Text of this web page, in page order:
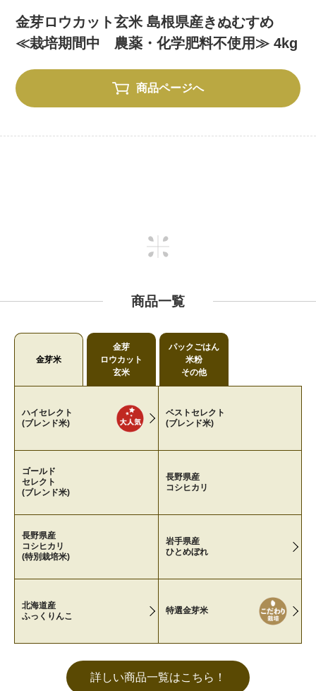
金芽ロウカット玄米 島根県産きぬむすめ
≪栽培期間中 農薬・化学肥料不使用≫ 4kg
商品ページへ
商品一覧
金芽米
ハイセレクト
(ブレンド米)
ベストセレクト
(ブレンド米)
ゴールド
セレクト
(ブレンド米)
長野県産
コシヒカリ
長野県産
コシヒカリ
(特別栽培米)
岩手県産
ひとめぼれ
北海道産
ふっくりんこ
特選金芽米
金芽
ロウカット
玄米
パックごはん
米粉
その他
詳しい商品一覧はこちら！